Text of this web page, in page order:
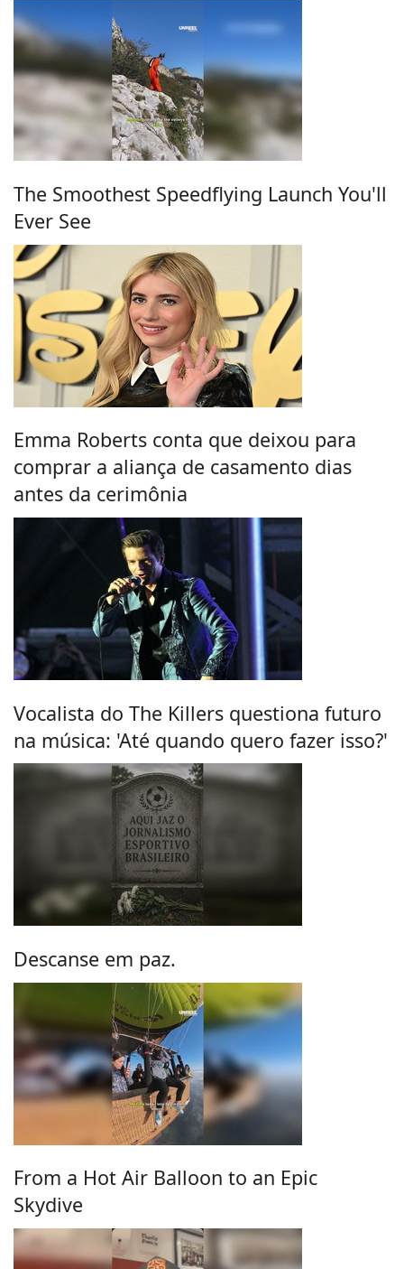
The Smoothest Speedflying Launch You'll
Ever See
Emma Roberts conta que deixou para
comprar a aliança de casamento dias
antes da cerimônia
Vocalista do The Killers questiona futuro
na música: 'Até quando quero fazer isso?'
Descanse em paz.
From a Hot Air Balloon to an Epic
Skydive